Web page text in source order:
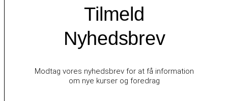
Tilmeld
Nyhedsbrev
Modtag vores nyhedsbrev for at få information
om nye kurser og foredrag